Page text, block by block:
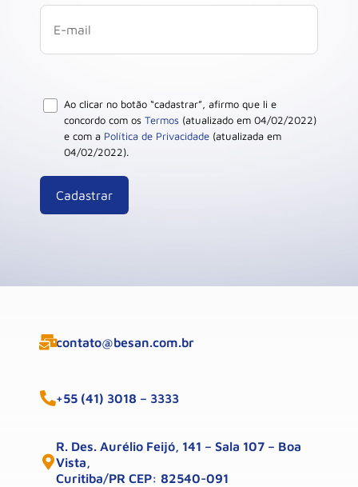
Ao clicar no botão “cadastrar”, afirmo que li e
concordo com os Termos (atualizado em 04/02/2022)
e com a Política de Privacidade (atualizada em
04/02/2022).
contato@besan.com.br
+55 (41) 3018 – 3333
R. Des. Aurélio Feijó, 141 – Sala 107 – Boa
Vista,
Curitiba/PR CEP: 82540-091